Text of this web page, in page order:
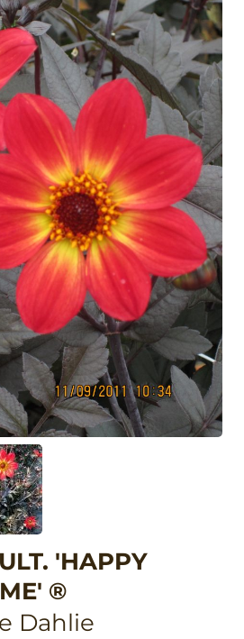
'HAPPY
®
Dahlie